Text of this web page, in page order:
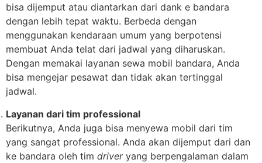
bisa dijemput atau diantarkan dari dank e bandara
dengan lebih tepat waktu. Berbeda dengan
menggunakan kendaraan umum yang berpotensi
membuat Anda telat dari jadwal yang diharuskan.
Dengan memakai layanan sewa mobil bandara, Anda
bisa mengejar pesawat dan tidak akan tertinggal
jadwal.
Layanan dari tim professional
Berikutnya, Anda juga bisa menyewa mobil dari tim
yang sangat professional. Anda akan dijemput dari dan
ke bandara oleh tim driver yang berpengalaman dalam